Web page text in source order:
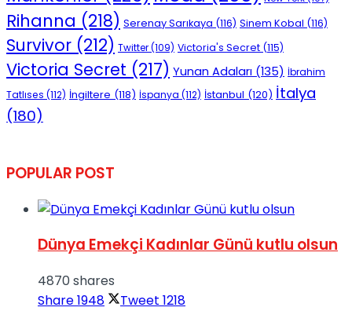
Rihanna (218) Serenay Sarıkaya (116) Sinem Kobal (116)
Survivor (212) Twitter(109) Victoria's Secret (115)
Victoria Secret (217) Yunan Adaları (135) İbrahim
Tatlıses (112) İngiltere (118) İspanya (112) İstanbul (120) İtalya
(180)
POPULAR POST
Dünya Emekçi Kadınlar Günü kutlu olsun
4870 shares
Share1948 Tweet 1218